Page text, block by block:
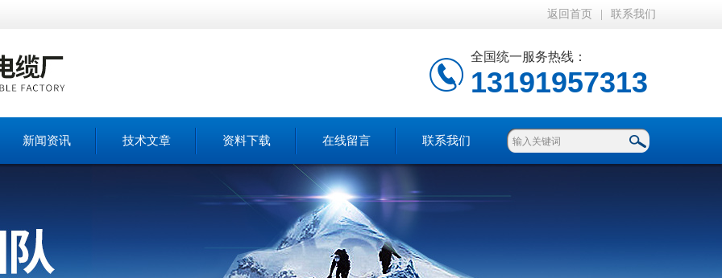
返回首页 联系我们
全国统一服务热线：
13191957313
新闻资讯 技术文章 资料下载 在线留言 联系我们